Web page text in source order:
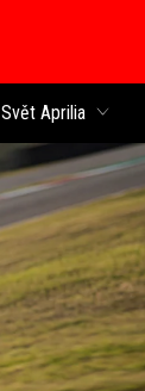
Svět Aprilia